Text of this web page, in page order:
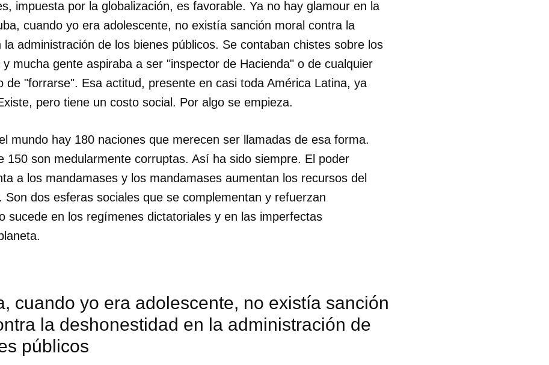
como favorito
poder guardar como favorito, primero has de iniciar sesión con tu
de 14ymedio.
impuesta por la globalización, es favorable. Ya no hay glamour en la
cuando yo era adolescente, no existía sanción moral contra la
la administración de los bienes públicos. Se contaban chistes sobre los
mucha gente aspiraba a ser "inspector de Hacienda" o de cualquier
de "forrarse". Esa actitud, presente en casi toda América Latina, ya
pero tiene un costo social. Por algo se empieza.
mundo hay 180 naciones que merecen ser llamadas de esa forma.
150 son medularmente corruptas. Así ha sido siempre. El poder
a los mandamases y los mandamases aumentan los recursos del
Son dos esferas sociales que se complementan y refuerzan
sucede en los regímenes dictatoriales y en las imperfectas
cuando yo era adolescente, no existía sanción
la deshonestidad en la administración de
públicos